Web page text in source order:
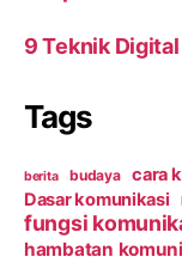
9 Teknik
Tags
berita budaya cara
Dasar komunikasi
fungsi
hambatan